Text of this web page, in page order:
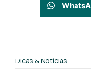
Dicas & Notícias